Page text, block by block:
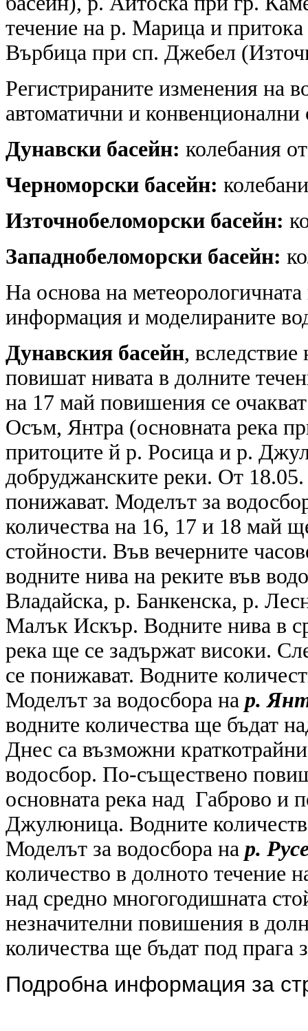
течение на р. Марица и
Върбица при сп. Джебел
Регистрираните изменения на
автоматични и
Дунавски басейн: колебания
Черноморски басейн:
Източнобеломорски басейн:
Западнобеломорски басейн:
На основа на
информация и моделираните
Дунавския басейн,
повишат нивата в долните
на 17 май повишения се
Осъм, Янтра (основната река
притоците й р. Росица и р.
добруджанските реки. От
понижават. Моделът за
количества на 16, 17 и 18 май
стойности. Във вечерните
водните нива на реките във
Владайска, р. Банкенска, р.
Малък Искър. Водните нива в
река ще се задържат високи.
се понижават. Водните
Моделът за водосбора на р.
водните количества ще бъдат
Днес са възможни
водосбор. По-съществено
основната река над Габрово и
Джулюница. Водните
Моделът за водосбора на р.
количество в долното течение
над средно многогодишната
незначителни повишения в
количества ще бъдат под прага
Подробна информация за